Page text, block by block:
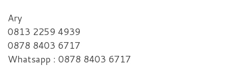
Ary
0813 2259 4939
0878 8403 6717
Whatsapp : 0878 8403 6717